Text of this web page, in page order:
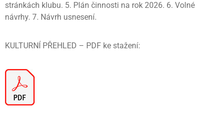
stránkách klubu. 5. Plán činnosti na rok 2026. 6. Volné
návrhy. 7. Návrh usnesení.
KULTURNÍ PŘEHLED – PDF ke stažení: